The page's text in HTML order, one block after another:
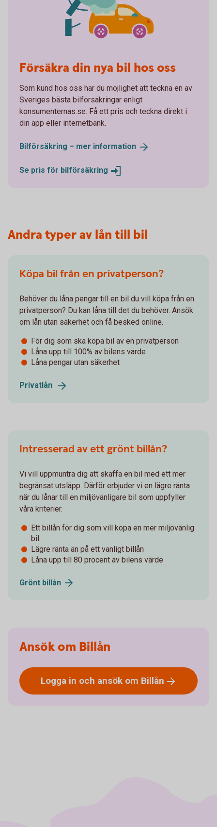
Försäkra din nya bil hos oss
Som kund hos oss har du möjlighet att teckna en av
Sveriges bästa bilförsäkringar enligt
konsumenternas.se. Få ett pris och teckna direkt i
din app eller internetbank.
Bilförsäkring – mer information
Se pris för bilförsäkring
Andra typer av lån till bil
Köpa bil från en privatperson?
Behöver du låna pengar till en bil du vill köpa från en
privatperson? Du kan låna till det du behöver. Ansök
om lån utan säkerhet och få besked online.
För dig som ska köpa bil av en privatperson
Låna upp till 100% av bilens värde
Låna pengar utan säkerhet
Privatlån
Intresserad av ett grönt billån?
Vi vill uppmuntra dig att skaffa en bil med ett mer
begränsat utsläpp. Därför erbjuder vi en lägre ränta
när du lånar till en miljövänligare bil som uppfyller
våra kriterier.
Ett billån för dig som vill köpa en mer miljövänlig
bil
Lägre ränta än på ett vanligt billån
Låna upp till 80 procent av bilens värde
Grönt billån
Ansök om Billån
Logga in och ansök om Billån